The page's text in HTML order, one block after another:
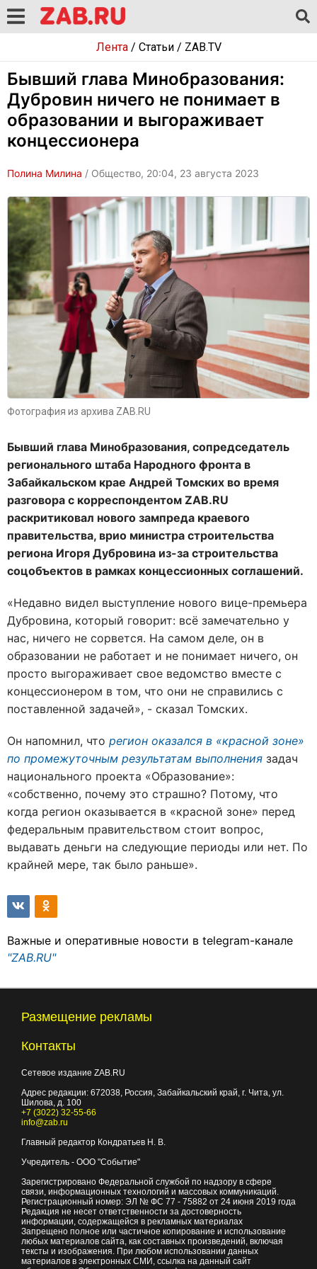
Лента/ Статьи/ ZAB.TV
Бывший глава Минобразования:
Дубровин ничего не понимает в
образовании и выгораживает
концессионера
Полина Милина / Общество, 20:04, 23 августа 2023
Фотография из архива ZAB.RU
Бывший глава Минобразования, сопредседатель
регионального штаба Народного фронта в
Забайкальском крае Андрей Томских во время
разговора с корреспондентом ZAB.RU
раскритиковал нового зампреда краевого
правительства, врио министра строительства
региона Игоря Дубровина из-за строительства
соцобъектов в рамках концессионных соглашений.
«Недавно видел выступление нового вице-премьера
Дубровина, который говорит: всё замечательно у
нас, ничего не сорвется. На самом деле, он в
образовании не работает и не понимает ничего, он
просто выгораживает свое ведомство вместе с
концессионером в том, что они не справились с
поставленной задачей», - сказал Томских.
Он напомнил, что регион оказался в «красной зоне»
по промежуточным результатам выполнения задач
национального проекта «Образование»:
«собственно, почему это страшно? Потому, что
когда регион оказывается в «красной зоне» перед
федеральным правительством стоит вопрос,
выдавать деньги на следующие периоды или нет. По
крайней мере, так было раньше».
Важные и оперативные новости в telegram-канале
"ZAB.RU"
Размещение рекламы
Контакты
Сетевое издание ZAB.RU
Адрес редакции: 672038 , Россия, Забайкальский край, г. Чита ул.
Шилова, д. 100
+7 (3022) 32-55-66
info@zab.ru
Главный редактор Кондратьев Н. В.
Учредитель - ООО "Событие"
Зарегистрировано Федеральной службой по надзору в сфере
связи, информационных технологий и массовых коммуникаций.
Регистрационный номер: ЭЛ № ФС 77 - 75882 от 24 июня 2019 года
Редакция не несет ответственности за достоверность
информации, содержащейся в рекламных материалах
Запрещено полное или частичное копирование и использование
любых материалов сайта, как составных произведений, включая
тексты и изображения. При любом использовании данных
материалов в электронных СМИ, ссылка на данный сайт